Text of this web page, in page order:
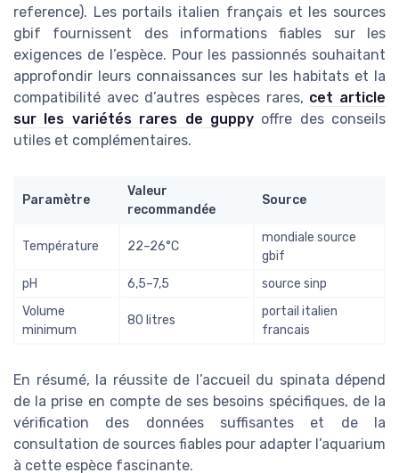
reference). Les portails italien français et les sources
gbif fournissent des informations fiables sur les
exigences de l’espèce. Pour les passionnés souhaitant
approfondir leurs connaissances sur les habitats et la
compatibilité avec d’autres espèces rares, cet article
sur les variétés rares de guppyoffre des conseils
utiles et complémentaires.
Paramètre
Valeur
recommandée
Source
Température 22–26°C
mondiale source
gbif
pH
6,5–7,5
source sinp
Volume
minimum
80 litres
portail italien
francais
En résumé, la réussite de l’accueil du spinata dépend
de la prise en compte de ses besoins spécifiques, de la
vérification des données suffisantes et de la
consultation de sources fiables pour adapter l’aquarium
à cette espèce fascinante.